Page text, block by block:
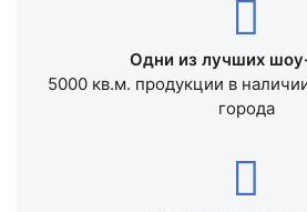
Одни из лучших
5000 кв.м. продукции в
города